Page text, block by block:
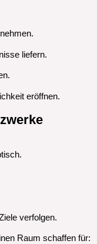
liefern.
eröffnen.
verfolgen.
Raum schaffen für: